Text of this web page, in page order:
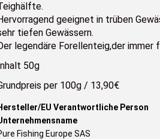
geeignet in trüben
tiefen Gewässern.
legendäre Forellenteig,der immer
50g
per 100g / 13,90€
EU Verantwortliche Person
Fishing Europe SAS